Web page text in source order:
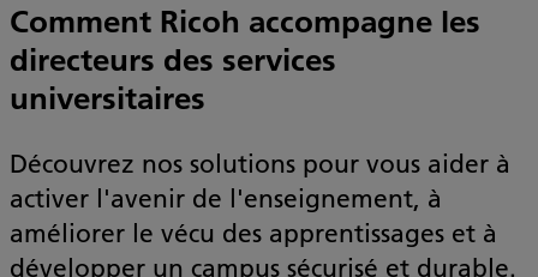
Comment Ricoh accompagne les
directeurs des services
universitaires
Découvrez nos solutions pour vous aider à
activer l'avenir de l'enseignement, à
améliorer le vécu des apprentissages et à
développer un campus sécurisé et durable.